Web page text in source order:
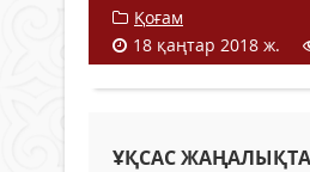
Қоғам
18 қаңтар 2018 ж.
ҰҚСАС